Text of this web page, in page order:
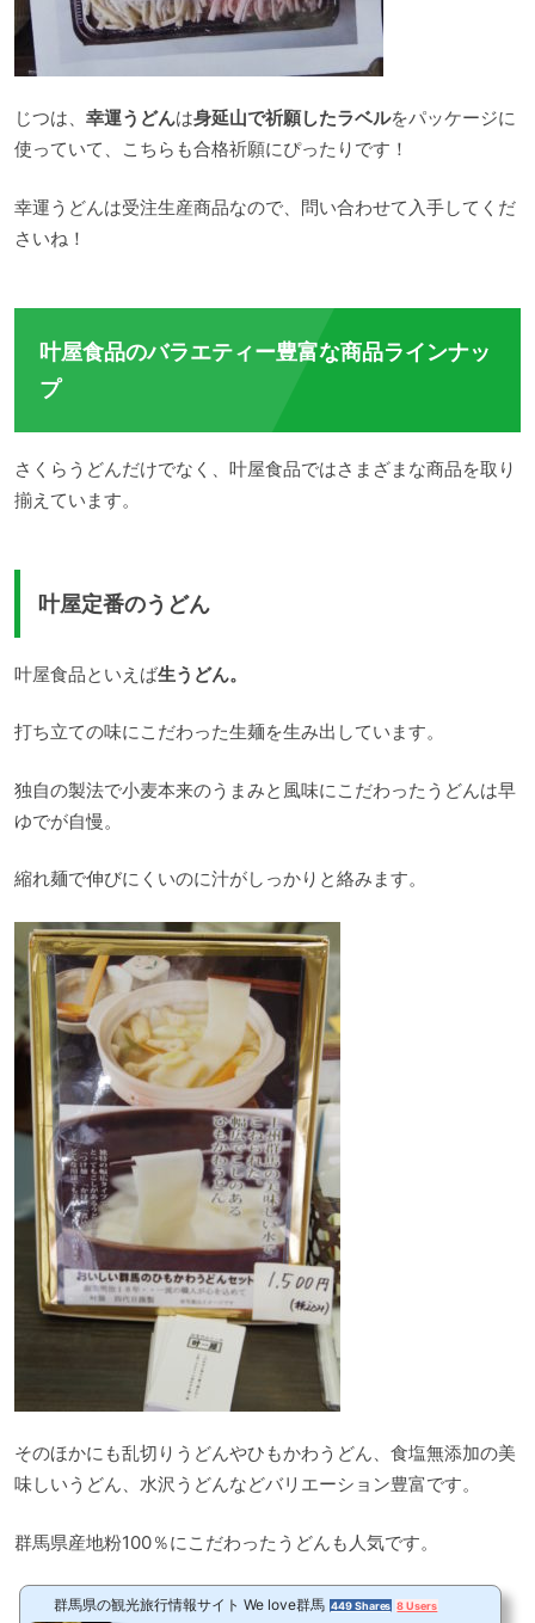
じつは、 幸運うどんは身延山で祈願したラベルをパッケージに
使っていて、こちらも合格祈願にぴったりです！
幸運うどんは受注生産商品なので、問い合わせて入手してくだ
さいね！
叶屋食品のバラエティー豊富な商品ラインナッ
プ
さくらうどんだけでなく、叶屋食品ではさまざまな商品を取り
揃えています。
叶屋定番のうどん
叶屋食品といえば生うどん。
打ち立ての味にこだわった生麺を生み出しています。
独自の製法で小麦本来のうまみと風味にこだわったうどんは早
ゆでが自慢。
縮れ麺で伸びにくいのに汁がしっかりと絡みます。
そのほかにも乱切りうどんやひもかわうどん、食塩無添加の美
味しいうどん、水沢うどんなどバリエーション豊富です。
群馬県産地粉100％にこだわったうどんも人気です。
群馬県の観光旅行情報サイト We love群馬 449 Shares 8 Users